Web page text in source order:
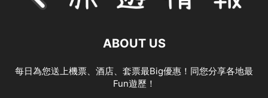
ABOUT US
每日為您送上機票、酒店、套票最Big優惠！同您分享各地最
Fun遊歷！